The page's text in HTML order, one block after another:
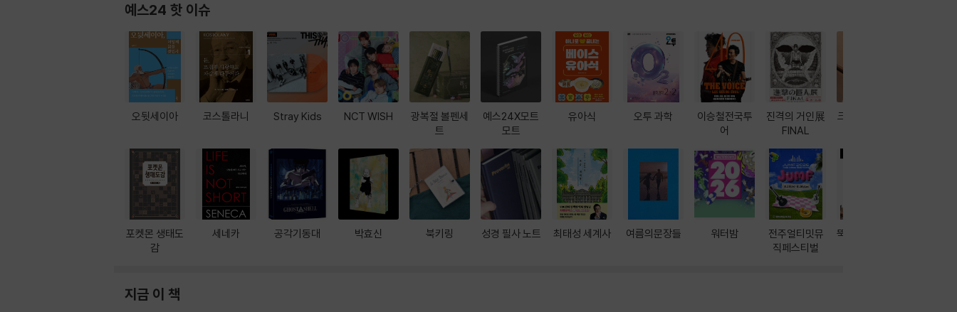
예스24 핫 이슈
오뒷세이아
포켓몬 생태도
감
코스톨라니
세네카
Stray Kids
공각기동대
NCT WISH
박효신
광복절 볼펜세
트
북키링
예스24X모트
모트
성경 필사 노트
유아식
최태성 세계사
오투 과학
여름의문장들
이승철전국투
어
워터밤
진격의 거인展
FINAL
전주얼티밋뮤
직페스티벌
크레마 이북 리
뚝딱! AI 3대장
지금 이 책